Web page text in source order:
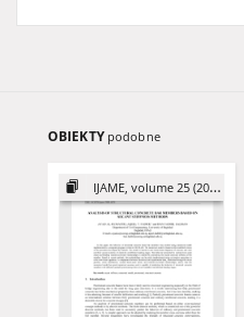
OBIEKTY podobne
IJAME, volume 25 (2020)